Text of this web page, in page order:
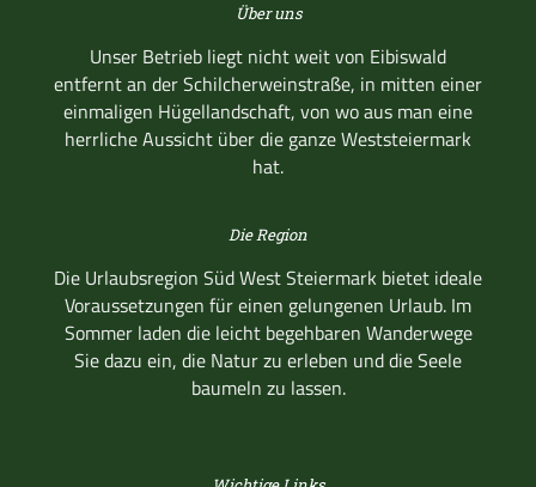
Über uns
Unser Betrieb liegt nicht weit von Eibiswald
entfernt an der Schilcherweinstraße, in mitten einer
einmaligen Hügellandschaft, von wo aus man eine
herrliche Aussicht über die ganze Weststeiermark
hat.
Die Region
Die Urlaubsregion Süd West Steiermark bietet ideale
Voraussetzungen für einen gelungenen Urlaub. Im
Sommer laden die leicht begehbaren Wanderwege
Sie dazu ein, die Natur zu erleben und die Seele
baumeln zu lassen.